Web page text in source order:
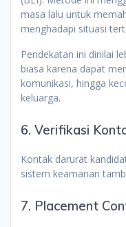
masa lalu untuk
menghadapi situasi
Pendekatan ini dinilai
biasa karena dapat
komunikasi, hingga
keluarga.
6. Verifikasi
Kontak darurat
sistem keamanan
7. Placement